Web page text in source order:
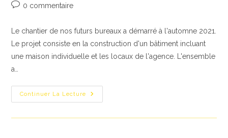
publication :
Commentaires
0 commentaire
Le chantier de nos futurs bureaux a démarré à l'automne 2021.
Le projet consiste en la construction d'un bâtiment incluant
une maison individuelle et les locaux de l'agence. L'ensemble
a…
Continuer La Lecture
Construction
D’un